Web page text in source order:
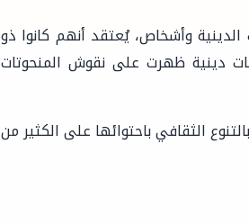
وأشخاص، يُعتقد أنهم كانوا ذو
دينية ظهرت على نقوش المنحوتات
الثقافي باحتوائها على الكثير من